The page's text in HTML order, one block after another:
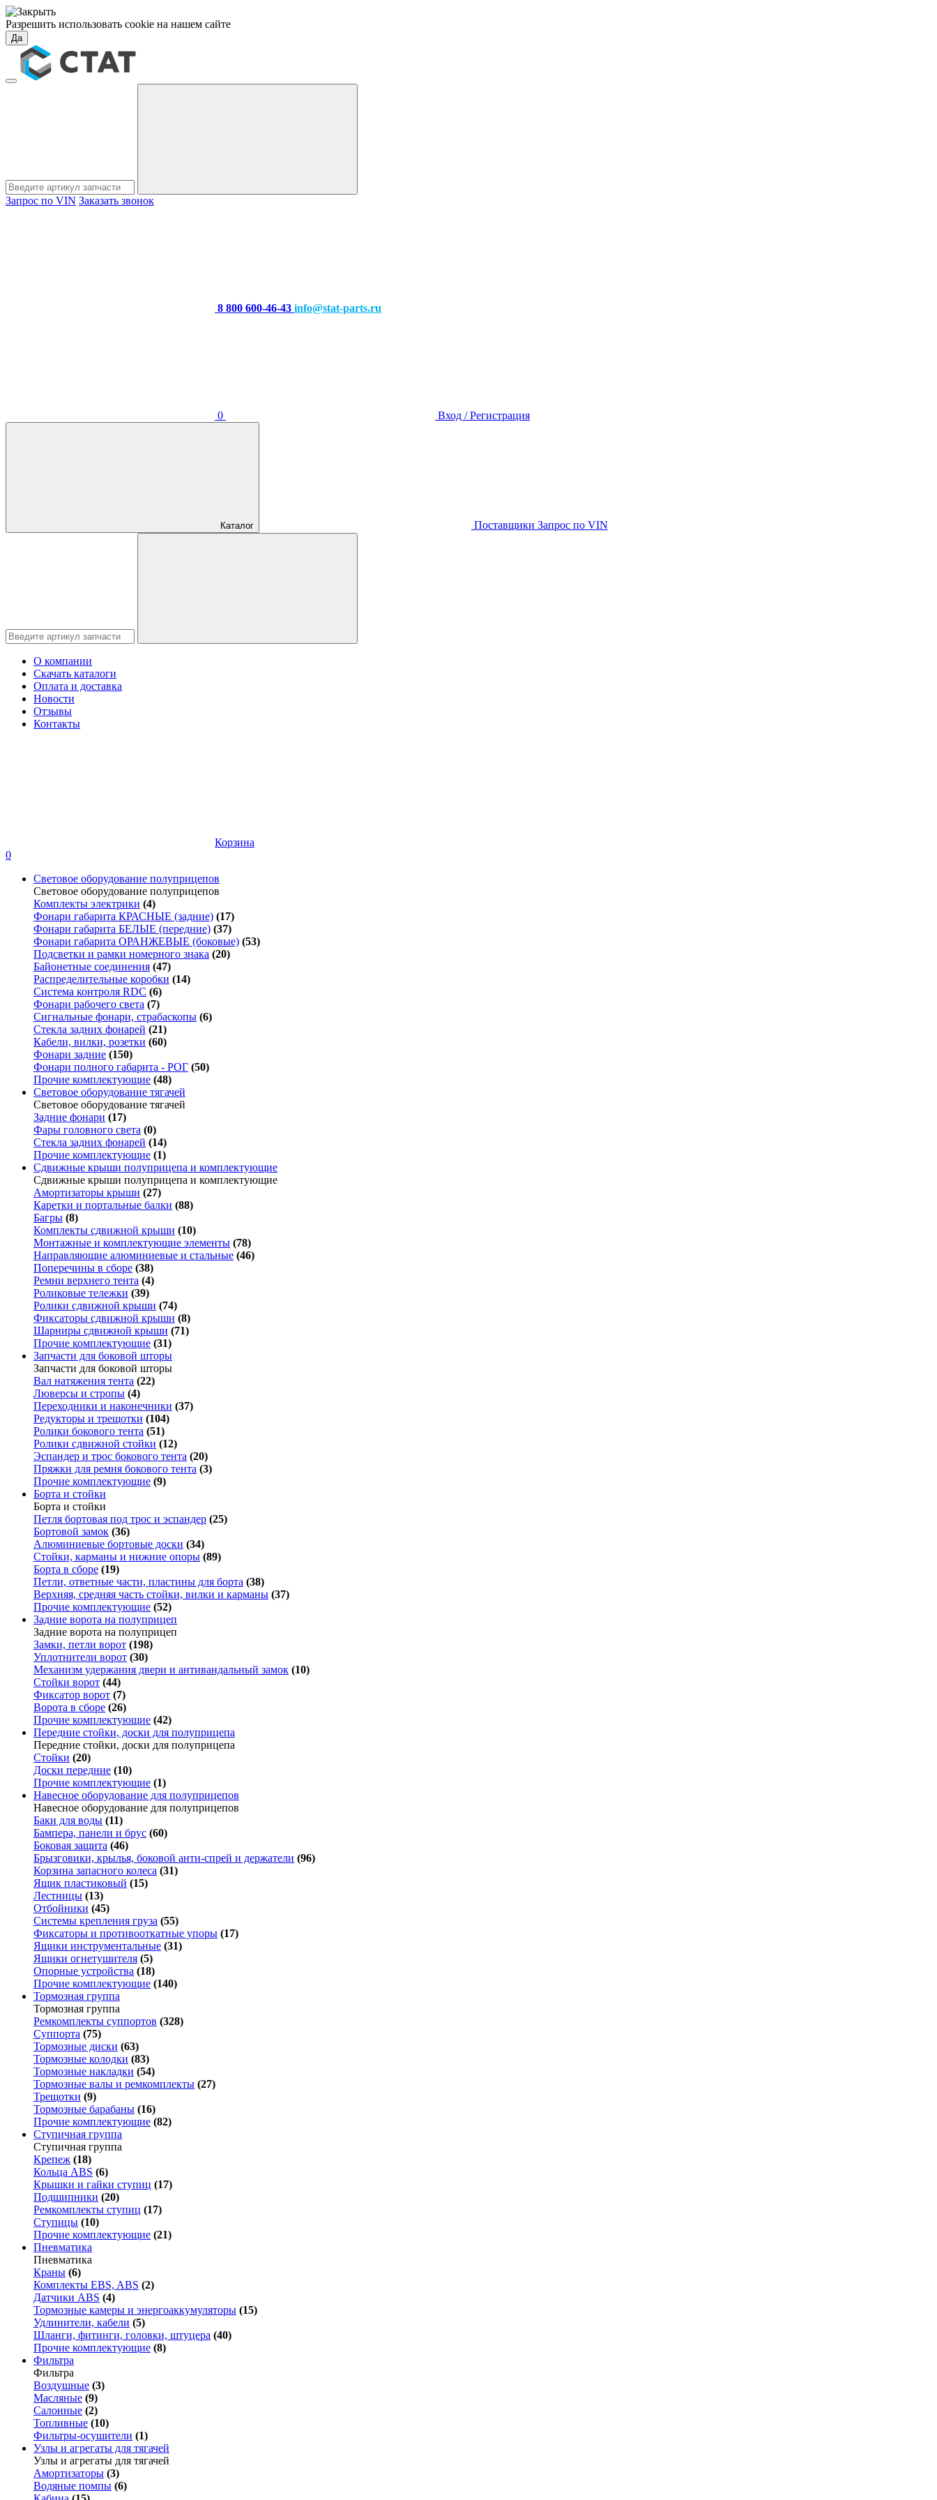
Разрешить использовать cookie на нашем сайте
Да
Запрос по VIN Заказать звонок
8 800 600-46-43 info@stat-parts.ru
0 Вход / Регистрация
Каталог Поставщики Запрос по VIN
О компании
Скачать каталоги
Оплата и доставка
Новости
Отзывы
Контакты
Корзина
0
Световое оборудование полуприцепов
Световое оборудование полуприцепов
Комплекты электрики (4)
Фонари габарита КРАСНЫЕ (задние) (17)
Фонари габарита БЕЛЫЕ (передние) (37)
Фонари габарита ОРАНЖЕВЫЕ (боковые) (53)
Подсветки и рамки номерного знака (20)
Байонетные соединения (47)
Распределительные коробки (14)
Система контроля RDC (6)
Фонари рабочего света (7)
Сигнальные фонари, страбаскопы (6)
Стекла задних фонарей (21)
Кабели, вилки, розетки (60)
Фонари задние (150)
Фонари полного габарита - РОГ (50)
Прочие комплектующие (48)
Световое оборудование тягачей
Световое оборудование тягачей
Задние фонари (17)
Фары головного света (0)
Стекла задних фонарей (14)
Прочие комплектующие (1)
Сдвижные крыши полуприцепа и комплектующие
Сдвижные крыши полуприцепа и комплектующие
Амортизаторы крыши (27)
Каретки и портальные балки (88)
Багры (8)
Комплекты сдвижной крыши (10)
Монтажные и комплектующие элементы (78)
Направляющие алюминиевые и стальные (46)
Поперечины в сборе (38)
Ремни верхнего тента (4)
Роликовые тележки (39)
Ролики сдвижной крыши (74)
Фиксаторы сдвижной крыши (8)
Шарниры сдвижной крыши (71)
Прочие комплектующие (31)
Запчасти для боковой шторы
Запчасти для боковой шторы
Вал натяжения тента (22)
Люверсы и стропы (4)
Переходники и наконечники (37)
Редукторы и трещотки (104)
Ролики бокового тента (51)
Ролики сдвижной стойки (12)
Эспандер и трос бокового тента (20)
Пряжки для ремня бокового тента (3)
Прочие комплектующие (9)
Борта и стойки
Борта и стойки
Петля бортовая под трос и эспандер (25)
Бортовой замок (36)
Алюминиевые бортовые доски (34)
Стойки, карманы и нижние опоры (89)
Борта в сборе (19)
Петли, ответные части, пластины для борта (38)
Верхняя, средняя часть стойки, вилки и карманы (37)
Прочие комплектующие (52)
Задние ворота на полуприцеп
Задние ворота на полуприцеп
Замки, петли ворот (198)
Уплотнители ворот (30)
Механизм удержания двери и антивандальный замок (10)
Стойки ворот (44)
Фиксатор ворот (7)
Ворота в сборе (26)
Прочие комплектующие (42)
Передние стойки, доски для полуприцепа
Передние стойки, доски для полуприцепа
Стойки (20)
Доски передние (10)
Прочие комплектующие (1)
Навесное оборудование для полуприцепов
Навесное оборудование для полуприцепов
Баки для воды (11)
Бампера, панели и брус (60)
Боковая защита (46)
Брызговики, крылья, боковой анти-спрей и держатели (96)
Корзина запасного колеса (31)
Ящик пластиковый (15)
Лестницы (13)
Отбойники (45)
Системы крепления груза (55)
Фиксаторы и противооткатные упоры (17)
Ящики инструментальные (31)
Ящики огнетушителя (5)
Опорные устройства (18)
Прочие комплектующие (140)
Тормозная группа
Тормозная группа
Ремкомплекты суппортов (328)
Суппорта (75)
Тормозные диски (63)
Тормозные колодки (83)
Тормозные накладки (54)
Тормозные валы и ремкомплекты (27)
Трещотки (9)
Тормозные барабаны (16)
Прочие комплектующие (82)
Ступичная группа
Ступичная группа
Крепеж (18)
Кольца ABS (6)
Крышки и гайки ступиц (17)
Подшипники (20)
Ремкомплекты ступиц (17)
Ступицы (10)
Прочие комплектующие (21)
Пневматика
Пневматика
Краны (6)
Комплекты EBS, ABS (2)
Датчики ABS (4)
Тормозные камеры и энергоаккумуляторы (15)
Удлинители, кабели (5)
Шланги, фитинги, головки, штуцера (40)
Прочие комплектующие (8)
Фильтра
Фильтра
Воздушные (3)
Масляные (9)
Салонные (2)
Топливные (10)
Фильтры-осушители (1)
Узлы и агрегаты для тягачей
Узлы и агрегаты для тягачей
Амортизаторы (3)
Водяные помпы (6)